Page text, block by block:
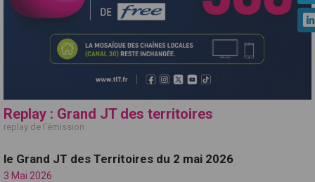
Replay : Grand JT des territoires
replay de l'émission
le Grand JT des Territoires du 2 mai 2026
3 Mai 2026